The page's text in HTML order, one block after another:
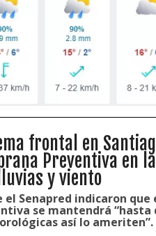
frontal en
Preventiva en
y viento
el Senapred indicaron
se mantendrá “hasta
así lo ameriten”.